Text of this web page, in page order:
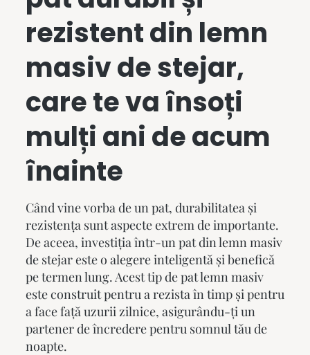
rezistent din lemn
masiv de stejar,
care te va însoți
mulți ani de acum
înainte
Când vine vorba de un pat, durabilitatea și
rezistența sunt aspecte extrem de importante.
De aceea, investiția într-un pat din lemn masiv
de stejar este o alegere inteligentă și benefică
pe termen lung. Acest tip depat lemn masiv
este construit pentru a rezista în timp și pentru
a face față uzurii zilnice, asigurându-ți un
partener de încredere pentru somnul tău de
noapte.